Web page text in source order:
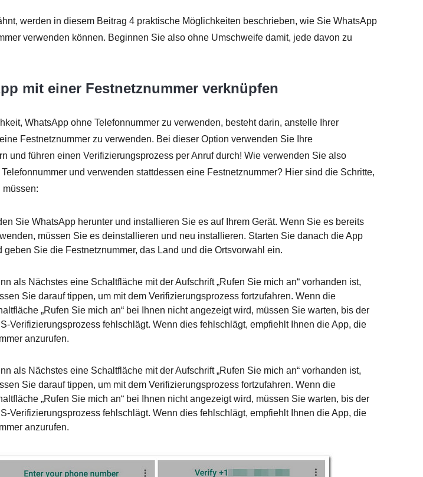
werden in diesem Beitrag 4 praktische Möglichkeiten beschrieben, wie Sie WhatsApp
verwenden können. Beginnen Sie also ohne Umschweife damit, jede davon zu
mit einer Festnetznummer verknüpfen
WhatsApp ohne Telefonnummer zu verwenden, besteht darin, anstelle Ihrer
Festnetznummer zu verwenden. Bei dieser Option verwenden Sie Ihre
und führen einen Verifizierungsprozess per Anruf durch! Wie verwenden Sie also
und verwenden stattdessen eine Festnetznummer? Hier sind die Schritte,
Sie WhatsApp herunter und installieren Sie es auf Ihrem Gerät. Wenn Sie es bereits
müssen Sie es deinstallieren und neu installieren. Starten Sie danach die App
geben Sie die Festnetznummer, das Land und die Ortsvorwahl ein.
als Nächstes eine Schaltfläche mit der Aufschrift „Rufen Sie mich an“ vorhanden ist,
Sie darauf tippen, um mit dem Verifizierungsprozess fortzufahren. Wenn die
„Rufen Sie mich an“ bei Ihnen nicht angezeigt wird, müssen Sie warten, bis der
Verifizierungsprozess fehlschlägt. Wenn dies fehlschlägt, empfiehlt Ihnen die App, die
anzurufen.
als Nächstes eine Schaltfläche mit der Aufschrift „Rufen Sie mich an“ vorhanden ist,
Sie darauf tippen, um mit dem Verifizierungsprozess fortzufahren. Wenn die
„Rufen Sie mich an“ bei Ihnen nicht angezeigt wird, müssen Sie warten, bis der
Verifizierungsprozess fehlschlägt. Wenn dies fehlschlägt, empfiehlt Ihnen die App, die
anzurufen.